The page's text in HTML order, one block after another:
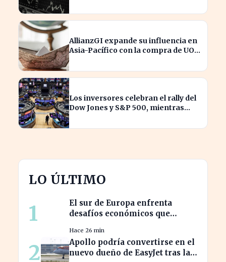
AllianzGI expande su influencia en
Asia-Pacífico con la compra de UOB
Los inversores celebran el rally del
Dow Jones y S&P 500, mientras
LO ÚLTIMO
1
El sur de Europa enfrenta
desafíos económicos que
norte
Hace 26 min
2
Apollo podría convertirse en el
nuevo dueño de EasyJet tras la